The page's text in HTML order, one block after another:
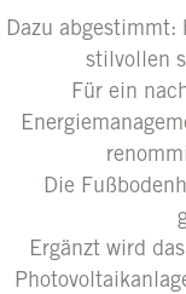
Dazu
stilvollen
Für ein
Die
Ergänzt wird